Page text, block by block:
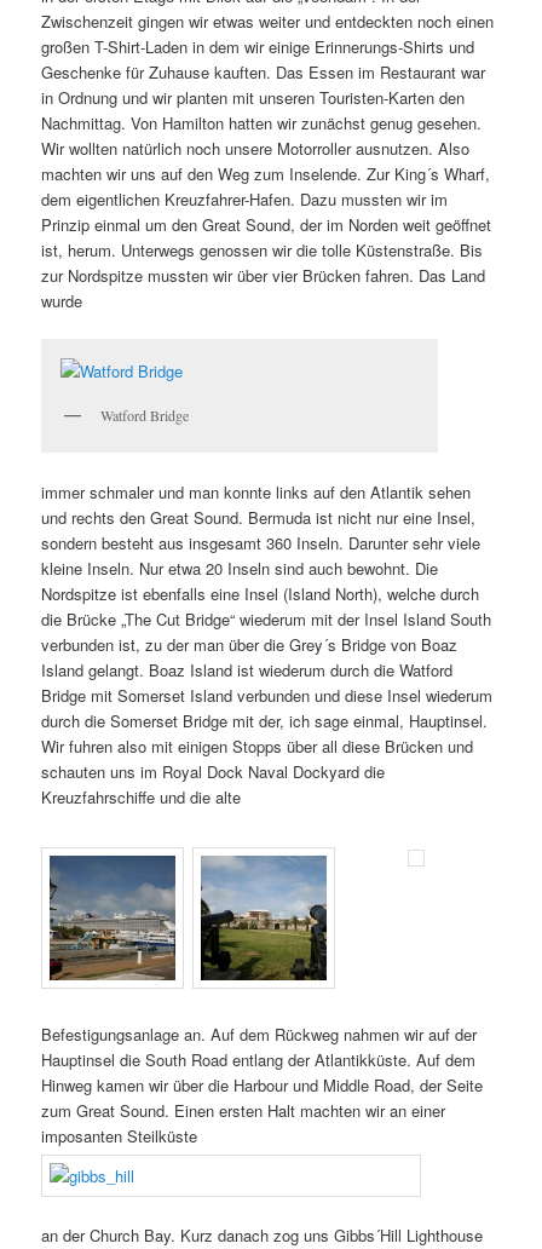
Zwischenzeit gingen wir etwas weiter und entdeckten noch einen
großen T-Shirt-Laden in dem wir einige Erinnerungs-Shirts und
Geschenke für Zuhause kauften. Das Essen im Restaurant war
in Ordnung und wir planten mit unseren Touristen-Karten den
Nachmittag. Von Hamilton hatten wir zunächst genug gesehen.
Wir wollten natürlich noch unsere Motorroller ausnutzen. Also
machten wir uns auf den Weg zum Inselende. Zur King´s Wharf,
dem eigentlichen Kreuzfahrer-Hafen. Dazu mussten wir im
Prinzip einmal um den Great Sound, der im Norden weit geöffnet
ist, herum. Unterwegs genossen wir die tolle Küstenstraße. Bis
zur Nordspitze mussten wir über vier Brücken fahren. Das Land
wurde
Watford Bridge
immer schmaler und man konnte links auf den Atlantik sehen
und rechts den Great Sound. Bermuda ist nicht nur eine Insel,
sondern besteht aus insgesamt 360 Inseln. Darunter sehr viele
kleine Inseln. Nur etwa 20 Inseln sind auch bewohnt. Die
Nordspitze ist ebenfalls eine Insel (Island North), welche durch
die Brücke „The Cut Bridge“ wiederum mit der Insel Island South
verbunden ist, zu der man über die Grey´s Bridge von Boaz
Island gelangt. Boaz Island ist wiederum durch die Watford
Bridge mit Somerset Island verbunden und diese Insel wiederum
durch die Somerset Bridge mit der, ich sage einmal, Hauptinsel.
Wir fuhren also mit einigen Stopps über all diese Brücken und
schauten uns im Royal Dock Naval Dockyard die
Kreuzfahrschiffe und die alte
Befestigungsanlage an. Auf dem Rückweg nahmen wir auf der
Hauptinsel die South Road entlang der Atlantikküste. Auf dem
Hinweg kamen wir über die Harbour und Middle Road, der Seite
zum Great Sound. Einen ersten Halt machten wir an einer
imposanten Steilküste
an der Church Bay. Kurz danach zog uns Gibbs´Hill Lighthouse